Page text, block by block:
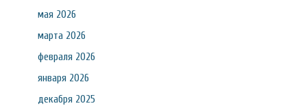
мая 2026
марта 2026
февраля 2026
января 2026
декабря 2025